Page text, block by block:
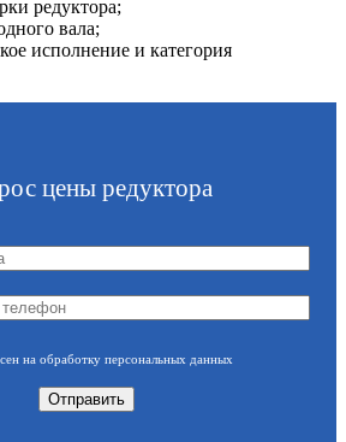
редуктора;
вала;
исполнение и категория
цены редуктора
на обработку персональных данных